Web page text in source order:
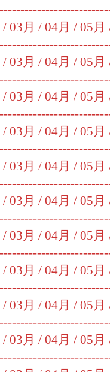
/ 03月 / 04月 / 05月
/ 03月 / 04月 / 05月
/ 03月 / 04月 / 05月
/ 03月 / 04月 / 05月
/ 03月 / 04月 / 05月
/ 03月 / 04月 / 05月
/ 03月 / 04月 / 05月
/ 03月 / 04月 / 05月
/ 03月 / 04月 / 05月
/ 03月 / 04月 / 05月